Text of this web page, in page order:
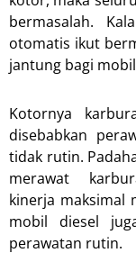
bermasalah.
otomatis ikut
jantung bagi
Kotornya
disebabkan
tidak rutin.
merawat
kinerja maksimal
mobil diesel
perawatan rutin.